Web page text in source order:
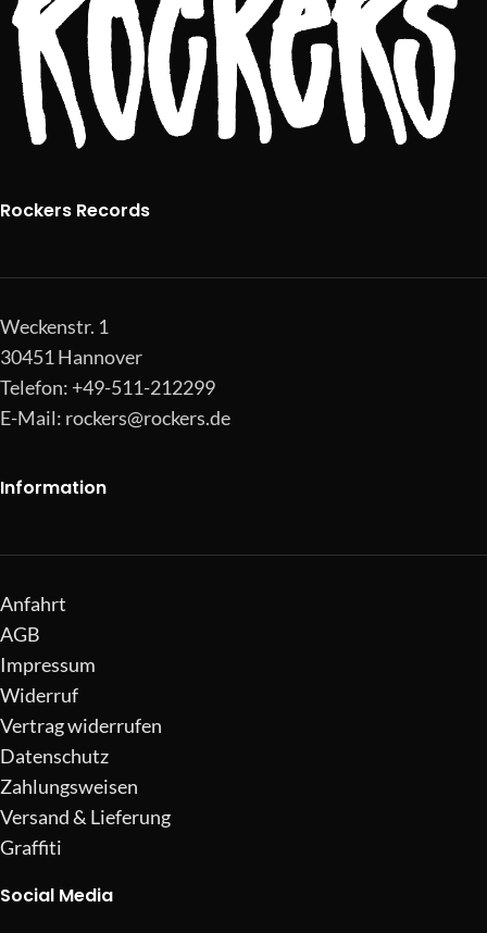
Rockers Records
Weckenstr. 1
30451 Hannover
Telefon: +49-511-212299
E-Mail: rockers@rockers.de
Information
Anfahrt
AGB
Impressum
Widerruf
Vertrag widerrufen
Datenschutz
Zahlungsweisen
Versand & Lieferung
Graffiti
Social Media